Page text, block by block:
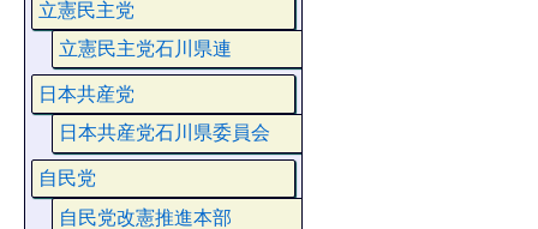
立憲民主党
立憲民主党石川県連
日本共産党
日本共産党石川県委員会
自民党
自民党改憲推進本部